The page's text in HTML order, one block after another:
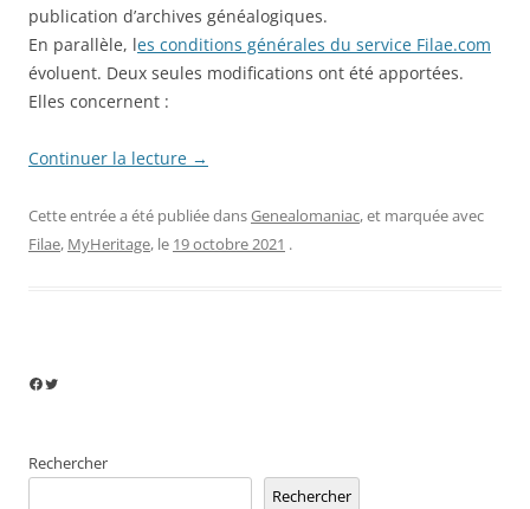
publication d’archives généalogiques.
En parallèle, les conditions générales du service Filae.com
évoluent. Deux seules modifications ont été apportées.
Elles concernent :
Continuer la lecture →
Cette entrée a été publiée dansGenealomaniac, et marquée avec
Filae, MyHeritage, le 19 octobre 2021 .
Facebook
Twitter
Rechercher
Rechercher